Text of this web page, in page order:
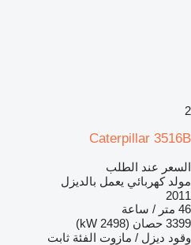
2
Caterpillar 3516B
السعر عند الطلب
مولد كهربائي يعمل بالديزل
2011
46 متر / ساعة
3399 حصان (2498 kW)
وقود ديزل / مازوت الفئة ثابت